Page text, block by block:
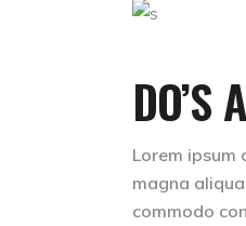
DO’S
Lorem ipsum
magna
commodo